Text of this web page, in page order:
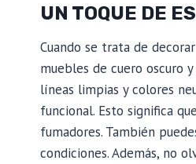
UN TOQUE DE
Cuando se trata de
muebles de cuero oscuro
líneas limpias y colores
funcional. Esto significa
fumadores. También
condiciones. Además, no